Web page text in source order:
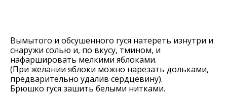
Вымытого и обсушенного гуся натереть изнутри и
снаружи солью и, по вкусу, тмином, и
нафаршировать мелкими яблоками.
(При желании яблоки можно нарезать дольками,
предварительно удалив сердцевину).
Брюшко гуся зашить белыми нитками.